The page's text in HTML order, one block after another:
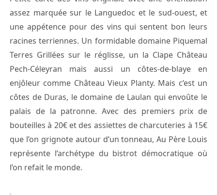
assez marquée sur le Languedoc et le sud-ouest, et
une appétence pour des vins qui sentent bon leurs
racines terriennes. Un formidable domaine Piquemal
Terres Grillées sur le réglisse, un la Clape Château
Pech-Céleyran mais aussi un côtes-de-blaye en
enjôleur comme Château Vieux Planty. Mais c’est un
côtes de Duras, le domaine de Laulan qui envoûte le
palais de la patronne. Avec des premiers prix de
bouteilles à 20€ et des assiettes de charcuteries à 15€
que l’on grignote autour d’un tonneau, Au Père Louis
représente l’archétype du bistrot démocratique où
l’on refait le monde.